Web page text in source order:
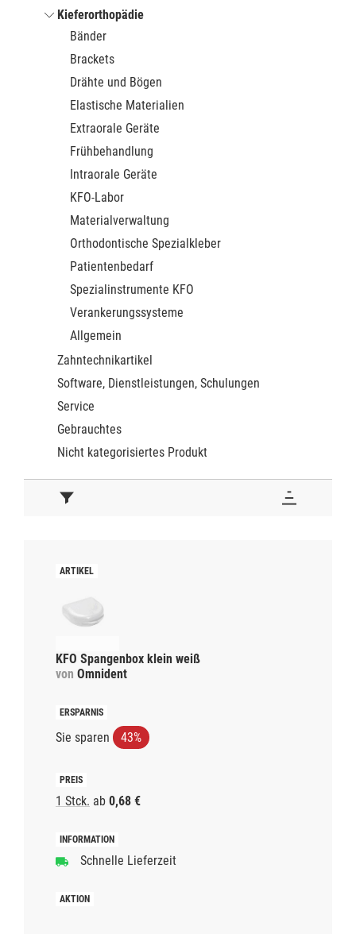
Kieferorthopädie
Bänder
Brackets
Drähte und Bögen
Elastische Materialien
Extraorale Geräte
Frühbehandlung
Intraorale Geräte
KFO-Labor
Materialverwaltung
Orthodontische Spezialkleber
Patientenbedarf
Spezialinstrumente KFO
Verankerungssysteme
Allgemein
Zahntechnikartikel
Software, Dienstleistungen, Schulungen
Service
Gebrauchtes
Nicht kategorisiertes Produkt
KFO Spangenbox klein weiß
von Omnident
Sie sparen 43%
1 Stck. ab 0,68 €
Schnelle Lieferzeit